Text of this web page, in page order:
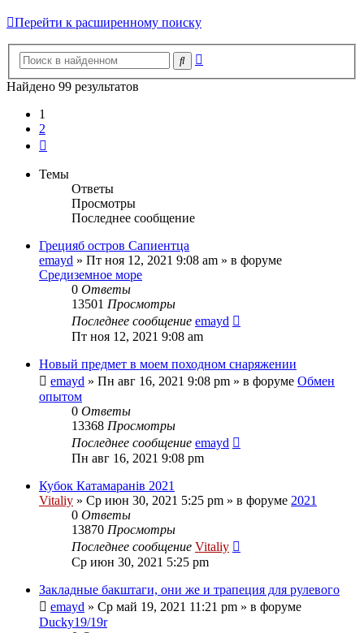
Перейти к расширенному поиску
Поиск
Найдено 99 результатов
1
2
Темы
Ответы
Просмотры
Последнее сообщение
Грецияб остров Сапиентца
emayd » Пт ноя 12, 2021 9:08 am » в форуме
Средиземное море
0 Ответы
13501 Просмотры
Последнее сообщение emayd
Пт ноя 12, 2021 9:08 am
Новый предмет в моем походном снаряжении
emayd » Пн авг 16, 2021 9:08 pm » в форуме Обмен
опытом
0 Ответы
13368 Просмотры
Последнее сообщение emayd
Пн авг 16, 2021 9:08 pm
Кубок Катамаранів 2021
Vitaliy » Ср июн 30, 2021 5:25 pm » в форуме 2021
0 Ответы
13870 Просмотры
Последнее сообщение Vitaliy
Ср июн 30, 2021 5:25 pm
Закладные бакштаги, они же и трапеция для рулевого
emayd » Ср май 19, 2021 11:21 pm » в форуме
Ducky19/19r